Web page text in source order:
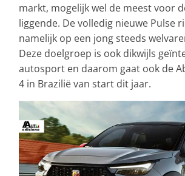
markt, mogelijk wel de meest voor
liggende. De volledig nieuwe Pulse
namelijk op een jong steeds
Deze doelgroep is ook dikwijls
autosport en daarom gaat ook de
4 in Brazilië van start dit jaar.